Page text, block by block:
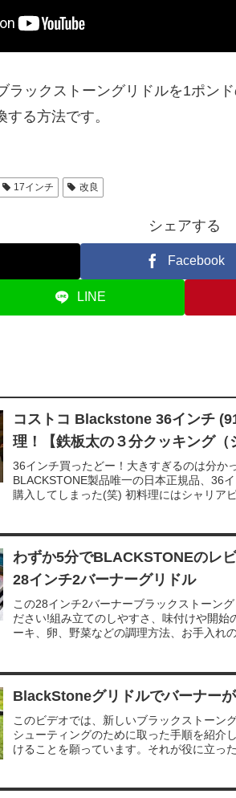
ラックストーングリドルを1ポン
る方法です。
17インチ 改良
シェアする
Facebook
LINE
コストコ Blackstone 36インチ
理！【鉄板太の３分クッキング（
36インチ買ったどー！大きすぎるのは分か
BLACKSTONE製品唯一の日本正規品、36
購入してしまった(笑) 初料理にはシャリアピ
わずか5分でBLACKSTONEのレ
28インチ2バーナーグリドル
この28インチ2バーナーブラックストーン
ださい!組み立てのしやすさ、味付けや開
ーキ、卵、野菜などの調理方法、お手入れ
BlackStoneグリドルでバーナー
このビデオでは、新しいブラックストーン
シューティングのために取った手順を紹介
けることを願っています。それが役に立っ